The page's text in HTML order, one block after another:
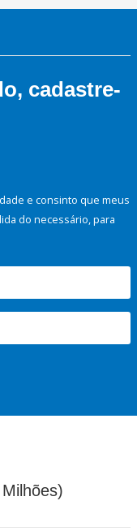
cadastre-
e consinto que meus
do necessário, para